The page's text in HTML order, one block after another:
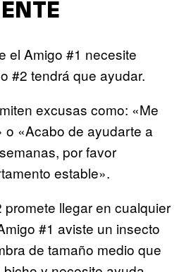
el Amigo #1 necesite
#2 tendrá que ayudar.
excusas como: «Me
o «Acabo de ayudarte a
por favor
estable».
promete llegar en cualquier
#1 aviste un insecto
de tamaño medio que